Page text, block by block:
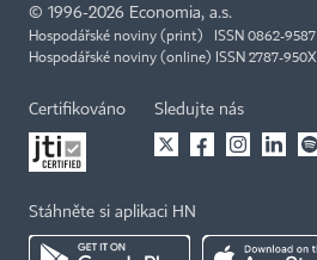
© 1996-2026 Economia, a.s.
Hospodářské noviny (print) ISSN 0862-9587
Hospodářské noviny (online) ISSN 2787-950X
Certifikováno Sledujte nás
Stáhněte si aplikaci HN